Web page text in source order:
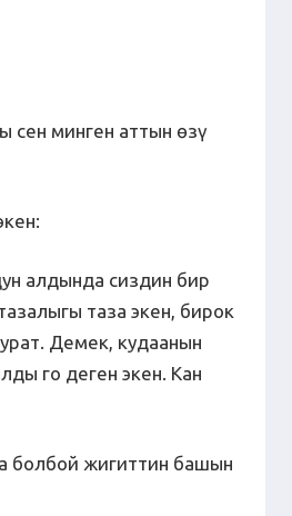
сен минген аттын өзү
алдында сиздин бир
таза экен, бирок
Демек, кудаанын
го деген экен. Кан
болбой жигиттин башын